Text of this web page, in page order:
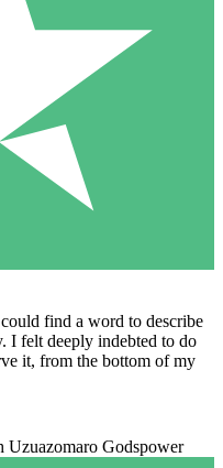
find a word to describe
I felt deeply indebted to do
it, from the bottom of my
Uzuazomaro Godspower